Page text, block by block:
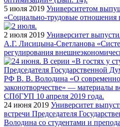
5 июля 2019 Университетом
«Социально-трудовые отношения
2 июля 2019 Университет
А.Г. Лисицына-Светланова
регулирования
24 июня 2019 Университет
встречи Председателя
Володина со студентами и